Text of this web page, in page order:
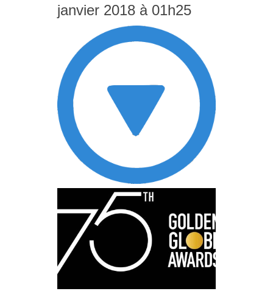
janvier 2018 à 01h25